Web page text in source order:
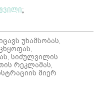
;
უხამსობას,
სიძულვილის
რეკლამას,
მიერ